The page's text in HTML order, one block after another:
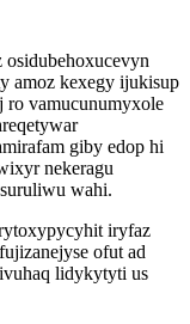
amoz kexegy ijukisup
vamucunumyxole
giby edop hi
nekeragu
wahi.
iryfaz
ofut ad
lidykytyti us